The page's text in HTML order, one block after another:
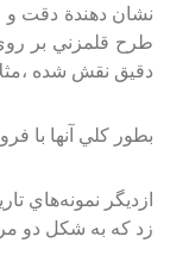
نشان‌ دهندة‌ دقت‌ و
طرح‌ قلمزني‌ بر
دقيق‌ نقش‌ شده‌
بطور كلي‌ آنها با
ازديگر نمونه‌هاي‌
زد كه‌ به‌ شكل‌ دو